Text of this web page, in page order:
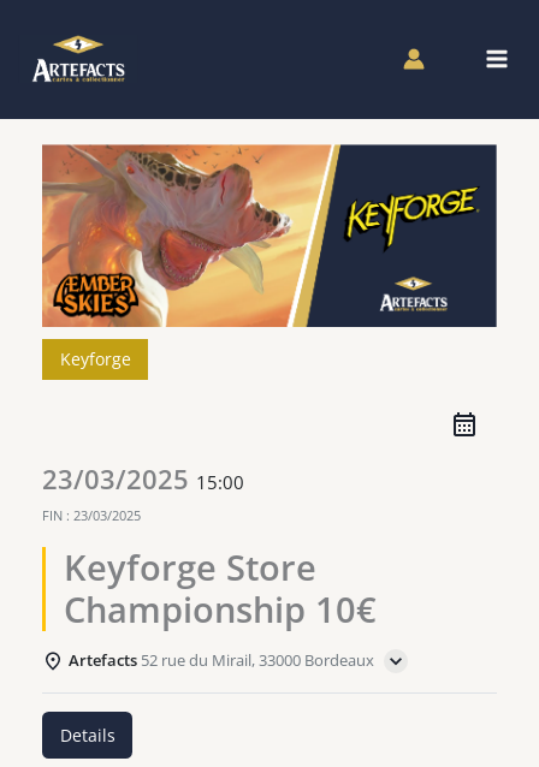
contenu
Keyforge
23/03/2025 15:00
FIN : 23/03/2025
Keyforge Store
Championship 10€
Artefacts 52 rue du Mirail, 33000 Bordeaux
Details